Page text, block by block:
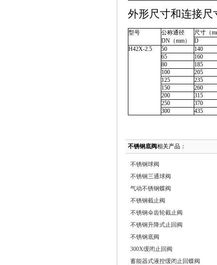
外形尺寸和连接尺
型号
公称通径
DN（mm）
尺寸（
D
H42X-2.5
50
140
65
160
80
185
100
205
125
235
150
260
200
315
250
370
300
435
不锈钢底阀相关产品：
不锈钢球阀
不锈钢三通球阀
气动不锈钢蝶阀
不锈钢截止阀
不锈钢伞齿轮截止阀
不锈钢升降式止回阀
不锈钢底阀
300X缓闭止回阀
蓄能器式液控缓闭止回蝶阀